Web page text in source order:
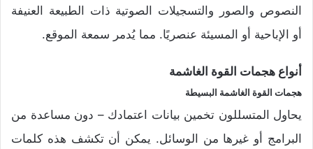
النصوص والصور والتسجيلات الصوتية ذات الطبيعة العنيفة
أو الإباحية أو المسيئة عنصريًا. مما يُدمر سمعة الموقع.
أنواع هجمات القوة الغاشمة
هجمات القوة الغاشمة البسيطة
يحاول المتسللون تخمين بيانات اعتمادك – دون مساعدة من
البرامج أو غيرها من الوسائل. يمكن أن تكشف هذه كلمات